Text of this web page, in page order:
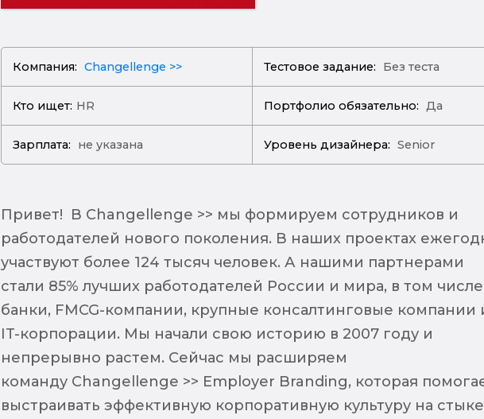
Компания: Changellenge >> Тестовое задание: Без теста
Кто ищет: HR Портфолио обязательно: Да
Зарплата: не указана Уровень дизайнера: Senior
Привет! В Changellenge >> мы формируем сотрудников и
работодателей нового поколения. В наших проектах
участвуют более 124 тысяч человек. А нашими партнерами
стали 85% лучших работодателей России и мира, в том числе
банки, FMCG-компании, крупные консалтинговые компании
IT-корпорации. Мы начали свою историю в 2007 году и
непрерывно растем. Сейчас мы расширяем
команду Changellenge >> Employer Branding, которая
выстраивать эффективную корпоративную культуру на стыке